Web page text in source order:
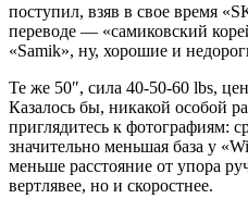
поступил, взяв в свое время
переводе — «самиковский
«Samik», ну, хорошие и
Те же 50″, сила 40-50-60 lbs,
Казалось бы, никакой особой
приглядитесь к фотографиям:
значительно меньшая база у
меньше расстояние от упора
вертлявее, но и скоростнее.